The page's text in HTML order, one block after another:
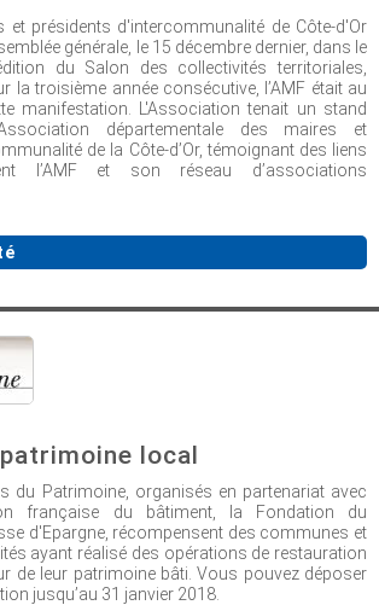
et présidents d'intercommunalité de Côte-d'Or
générale, le 15 décembre dernier, dans le
du Salon des collectivités territoriales,
la troisième année consécutive, l’AMF était au
manifestation. L'Association tenait un stand
départementale des maires et
de la Côte-d’Or, témoignant des liens
l’AMF et son réseau d’associations
local
du Patrimoine, organisés en partenariat avec
française du bâtiment, la Fondation du
d'Epargne, récompensent des communes et
ayant réalisé des opérations de restauration
de leur patrimoine bâti. Vous pouvez déposer
jusqu’au 31 janvier 2018.